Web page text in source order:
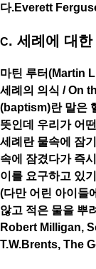
다.Everett
C. 세례에 대
마틴 루터(Martin
세례의 의식 / On
(baptism)란 말은
뜻인데 우리가 어
세례란 물속에 잠
속에 잠겼다가 즉
이를 요구하고 있
(다만 어린 아이들
않고 적은 물을 뿌
Robert Milligan,
T.W.Brents, The